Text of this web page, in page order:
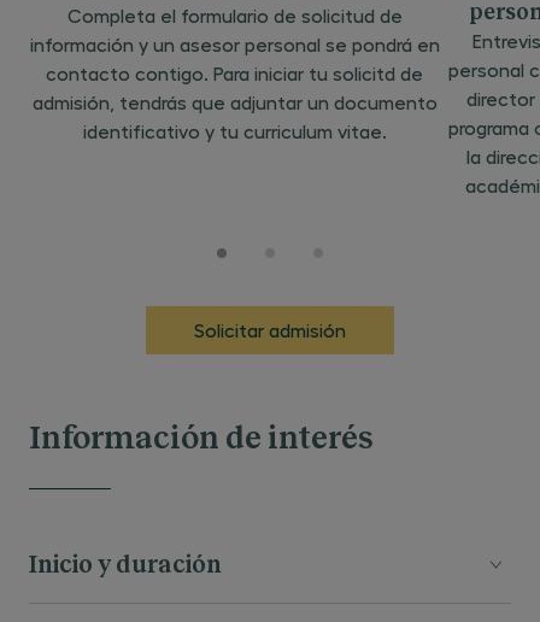
Completa el formulario de solicitud de
información y un asesor personal se pondrá en
contacto contigo. Para iniciar tu solicitd de
admisión, tendrás que adjuntar un documento
identificativo y tu curriculum vitae.
personal
director
programa
la
Solicitar admisión
Información de interés
Inicio y duración